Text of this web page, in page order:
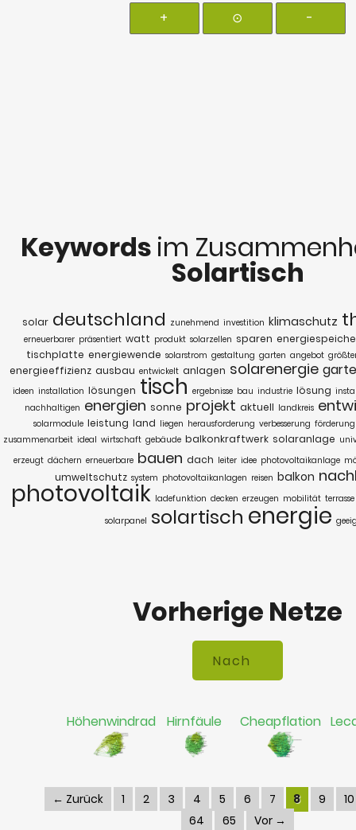
+ ⊙ -
Keywords im
Solartisch
solar deutschland zunehmend investition klimaschutz
erneuerbarer präsentiert watt produkt solarzellen sparen
tischplatte energiewende solarstrom gestaltung garten angebot
energieeffizienz ausbau entwickelt anlagen solarenergie
ideen installation lösungen tisch ergebnisse bau industrie lösung
nachhaltigen energien sonne projekt aktuell landkreis
solarmodule leistung land liegen herausforderung verbesserung förderung
zusammenarbeit ideal wirtschaft gebäude balkonkraftwerk solaranlage
erzeugt dächern erneuerbare bauen dach leiter idee photovoltaikanlage
umweltschutz system photovoltaikanlagen reisen balkon
photovoltaik ladefunktion decken erzeugen mobilität terrasse
solarpanel solartisch energie
Vorherige Netze
Höhenwindrad Hirnfäule Cheapflation
← Zurück 1 2 3 4 5 6 7 8 9
10
64
65 Vor →